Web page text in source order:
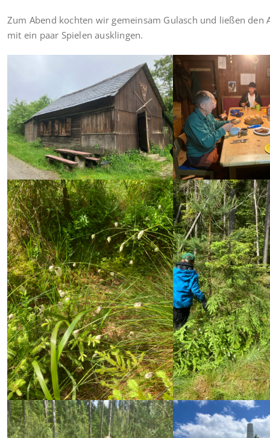
Zum Abend kochten wir gemeinsam Gulasch und ließen den
mit ein paar Spielen ausklingen.